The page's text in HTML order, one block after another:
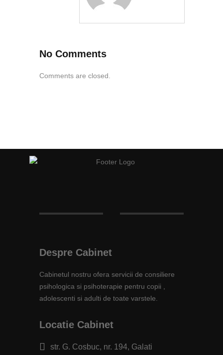
No Comments
Comments are closed.
Despre Cabinet
Cabinetul nostru ofera servicii de consiliere
psihologica si psihoterapie pentru copii ,
adolescenti si adulti de toate varstele.
Locatie Cabinet
str. G. Cosbuc, nr. 194, Galati